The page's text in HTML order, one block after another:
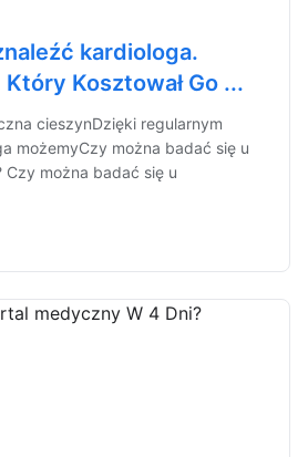
kardiologa.
Który Kosztował Go ...
cieszynDzięki regularnym
możemyCzy można badać się u
Czy można badać się u